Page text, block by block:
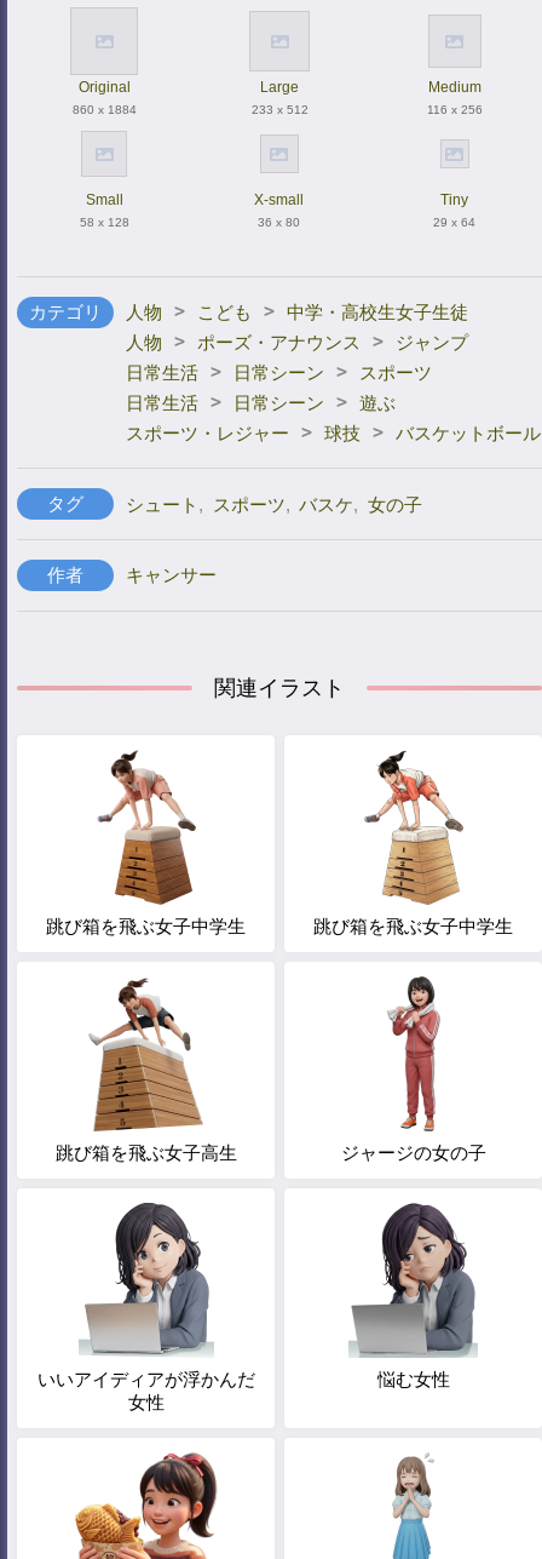
Original
860 x 1884
Large
233 x 512
Medium
116 x 256
Small
58 x 128
X-small
36 x 80
Tiny
29 x 64
カテゴリ 人物 > こども > 中学・高校生女子生徒
人物
> ポーズ・アナウンス >
ジャンプ
日常生活 > 日常シーン >
スポーツ
日常生活 > 日常シーン > 遊ぶ
スポーツ・レジャー
> 球技 > バスケットボール
タグ シュート , スポーツ, バスケ, 女の子
作者 キャンサー
関連イラスト
跳び箱を飛ぶ女子中学生 跳び箱を飛ぶ女子中学生
跳び箱を飛ぶ女子高生 ジャージの女の子
いいアイディアが浮かんだ
女性
悩む女性